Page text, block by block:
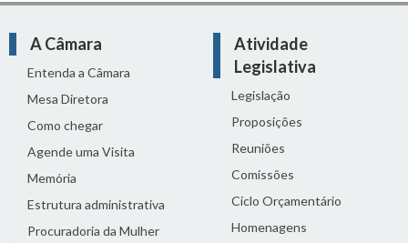
A Câmara
Entenda a Câmara
Mesa Diretora
Como chegar
Agende uma Visita
Memória
Estrutura administrativa
Procuradoria da Mulher
Atividade
Legislativa
Legislação
Proposições
Reuniões
Comissões
Ciclo Orçamentário
Homenagens